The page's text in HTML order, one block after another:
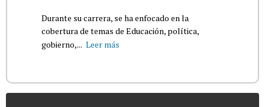
Durante su carrera, se ha enfocado en la
cobertura de temas de Educación, política,
gobierno,... Leer más